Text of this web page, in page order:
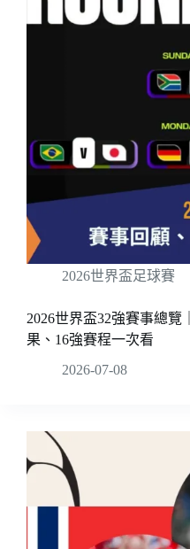
2026世界盃足球賽
2026世界盃32強賽事總覽
果、16強賽程一次看
2026-07-08